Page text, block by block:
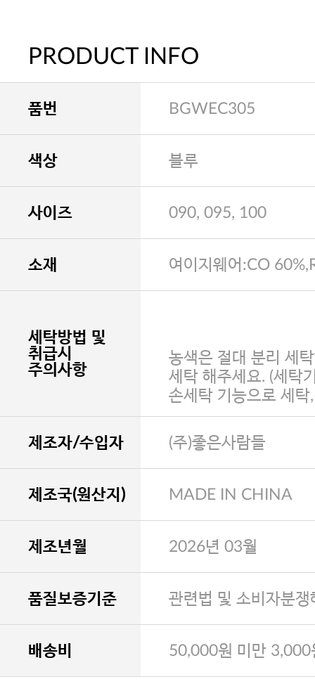
PRODUCT INFO
품번 BGWEC305
색상 블루
사이즈 090, 095, 100
소재 여이지웨어:CO
세탁방법 및
취급시
주의사항
농색은 절대 분리 세
세탁 해주세요. (세탁
손세탁 기능으로 세탁
제조자/수입자 (주)좋은사람들
제조국(원산지) MADE IN CHINA
제조년월 2026년 03월
품질보증기준 관련법 및 소비자분
배송비 50,000원 미만 3,000